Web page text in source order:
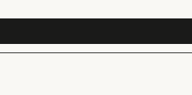
Tools: Bedrock Audio